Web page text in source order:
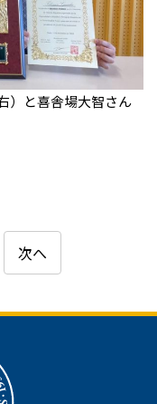
）と喜舎場大智さん
次へ